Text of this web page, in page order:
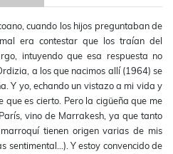
cuando los hijos preguntaban de
era contestar que los traían del
intuyendo que esa respuesta no
a los que nacimos allí (1964) se
Y yo, echando un vistazo a mi vida y
que es cierto. Pero la cigüeña que me
vino de Marrakesh, ya que tanto
tienen origen varias de mis
sentimental...). Y estoy convencido de